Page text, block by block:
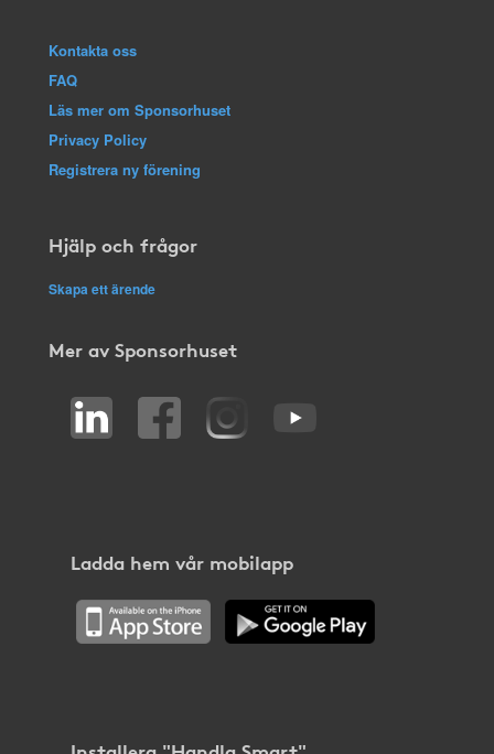
Kontakta oss
FAQ
Läs mer om Sponsorhuset
Privacy Policy
Registrera ny förening
Hjälp och frågor
Skapa ett ärende
Mer av Sponsorhuset
Ladda hem vår mobilapp